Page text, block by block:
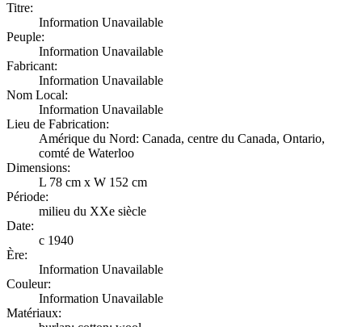
Titre:
Information Unavailable
Peuple:
Information Unavailable
Fabricant:
Information Unavailable
Nom Local:
Information Unavailable
Lieu de Fabrication:
Amérique du Nord: Canada, centre du Canada, Ontario,
comté de Waterloo
Dimensions:
L 78 cm x W 152 cm
Période:
milieu du XXe siècle
Date:
c 1940
Ère:
Information Unavailable
Couleur:
Information Unavailable
Matériaux: